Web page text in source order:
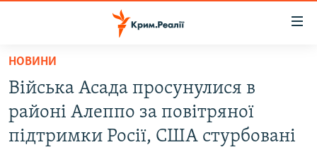
Перейти
основного
матеріалу
Перейти
до
ВІДЕО ТА ФОТО
НОВИНИ
Війська Асада просунулися в
районі Алеппо за повітряної
підтримки Росії, США стурбовані